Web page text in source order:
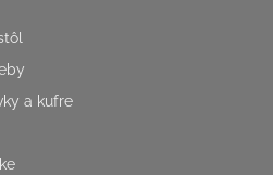
a kufre